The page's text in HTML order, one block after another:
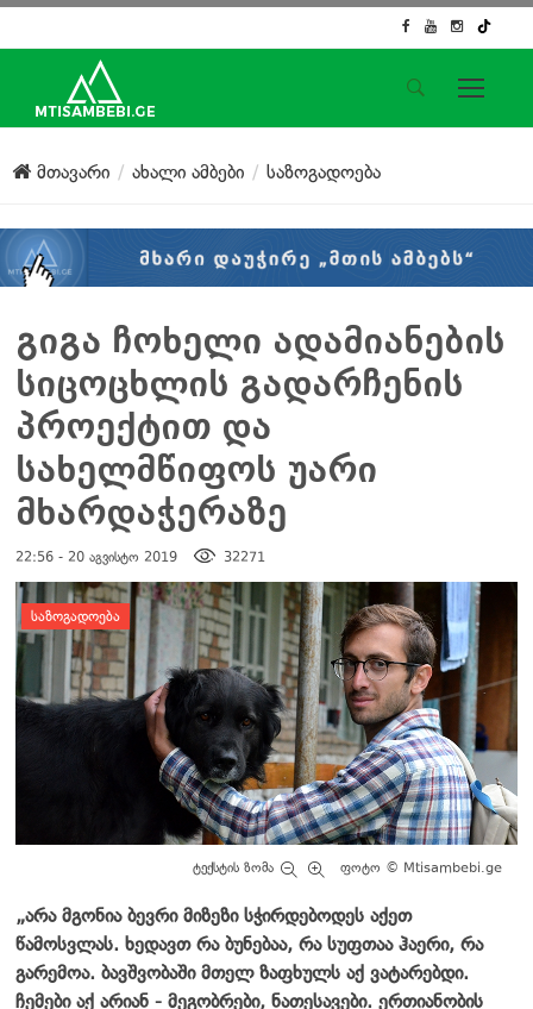
საიტის მენიუ
მთავარი
ქართული საქმე
კონტაქტი
სოციალური ქსელები
მთავარი ახალი ამბები საზოგადოება
გიგა ჩოხელი ადამიანების
სიცოცხლის გადარჩენის
პროექტით და
სახელმწიფოს უარი
მხარდაჭერაზე
22:56 - 20 აგვისტო 2019 32271
დატოვე კომენტარი
ᲡᲐᲖᲝᲒᲐᲓᲝᲔᲑᲐ
ტექსტის ზომა ფოტო © Mtisambebi.ge
„არა მგონია ბევრი მიზეზი სჭირდებოდეს აქეთ
წამოსვლას. ხედავთ რა ბუნებაა, რა სუფთააჰაერი, რა
გარემოა. ბავშვობაში მთელ ზაფხულს აქ ვატარებდი.
ჩემები აქ არიან - მეგობრები, ნათესავები. ერთიანობის